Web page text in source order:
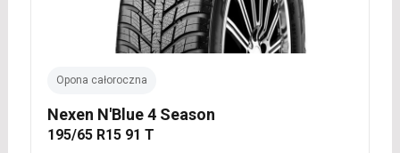
Opona całoroczna
Nexen N'Blue 4 Season
195/65 R15 91 T